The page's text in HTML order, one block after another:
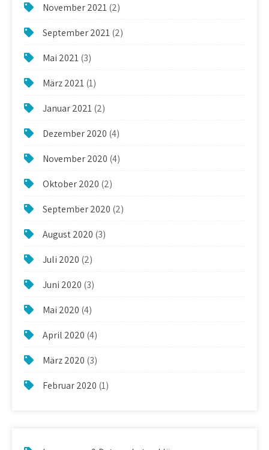
November 2021(2)
September 2021(2)
Mai 2021(3)
März 2021(1)
Januar 2021(2)
Dezember 2020 (4)
November 2020 (4)
Oktober 2020 (2)
September 2020 (2)
August 2020 (3)
Juli 2020 (2)
Juni 2020 (3)
Mai 2020 (4)
April 2020 (4)
März 2020 (3)
Februar 2020 (1)